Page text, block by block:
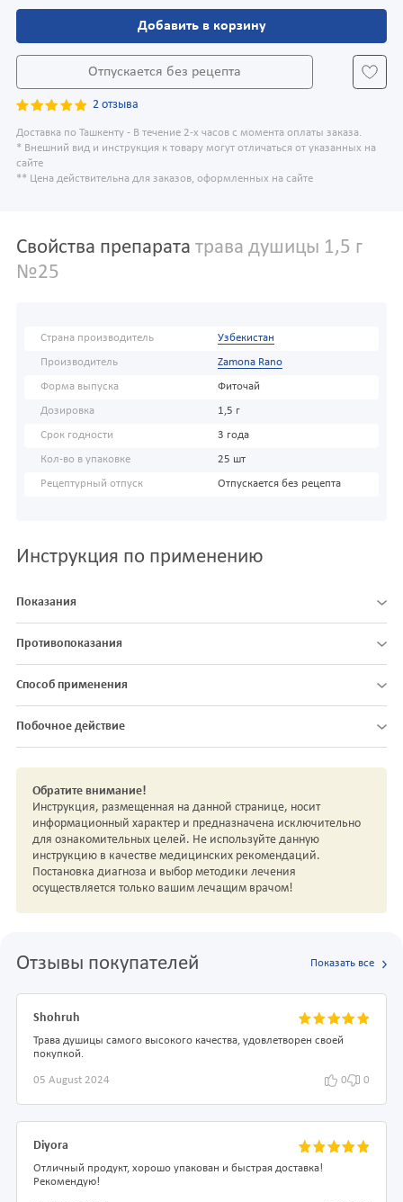
Добавить в корзину
Отпускается без рецепта
2 отзыва
Доставка по Ташкенту - В течение 2-х часов с момента оплаты заказа.
* Внешний вид и инструкция к товару могут отличаться от указанных на
сайте
** Цена действительна для заказов, оформленных на сайте
Свойства препарата трава душицы 1,5 г
№25
Страна производитель Узбекистан
Производитель Zamona Rano
Форма выпуска Фиточай
Дозировка 1,5 г
Срок годности 3 года
Кол-во в упаковке 25 шт
Рецептурный отпуск Отпускается без рецепта
Инструкция по применению
Показания
Противопоказания
Способ применения
Побочное действие
Обратите внимание!
Инструкция, размещенная на данной странице, носит
информационный характер и предназначена исключительно
для ознакомительных целей. Не используйте данную
инструкцию в качестве медицинских рекомендаций.
Постановка диагноза и выбор методики лечения
осуществляется только вашим лечащим врачом!
Отзывы покупателей Показать все
Shohruh
Трава душицы самого высокого качества, удовлетворен своей
покупкой.
05 August 2024 0 0
Diyora
Отличный продукт, хорошо упакован и быстрая доставка!
Рекомендую!